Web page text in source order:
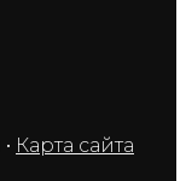
• Карта сайта